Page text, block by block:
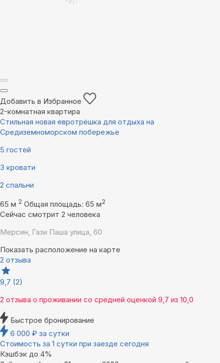
Добавить в Избранное
2-комнатная квартира
Стильная новая евротрёшка для отдыха на
Средиземноморском побережье
5 гостей
3 кровати
2 спальни
65 м 2 Общая площадь: 65 м2
Сейчас смотрит 2 человека
Мерсин, Гази Паша улица, 60
Показать расположение на карте
2 отзыва
9,7 (2)
2 отзыва о проживании со средней оценкой 9,7 из 10,0
Быстрое бронирование
6 000 ₽ за сутки
Стоимость за 1 сутки при заезде сегодня
Кэшбэк до 4%